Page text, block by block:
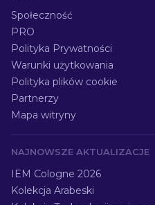
Społeczność
PRO
Polityka Prywatności
Warunki użytkowania
Polityka plików cookie
Partnerzy
Mapa witryny
NAJNOWSZE AKTUALIZACJE
IEM Cologne 2026
Kolekcja Arabeski